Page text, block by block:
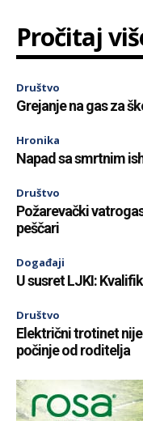
Pročitaj
Društvo
Grejanje na gas za
Hronika
Napad sa smrtnim
Društvo
Požarevački
peščari
Događaji
U susret LJKI:
Društvo
Električni trotinet
počinje od roditelja